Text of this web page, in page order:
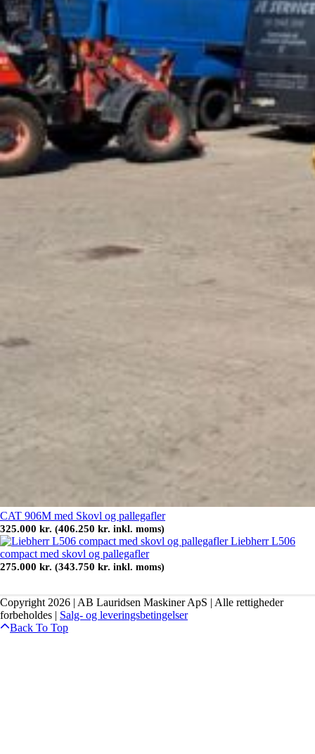
CAT 906M med Skovl og pallegafler
325.000 kr. (406.250 kr. inkl. moms)
Liebherr L506
compact med skovl og pallegafler
275.000 kr. (343.750 kr. inkl. moms)
Copyright 2026 | AB Lauridsen Maskiner ApS | Alle rettigheder
forbeholdes | Salg- og leveringsbetingelser
Back To Top